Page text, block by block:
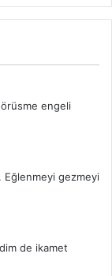
engeli
Eğlenmeyi gezmeyi
de ikamet